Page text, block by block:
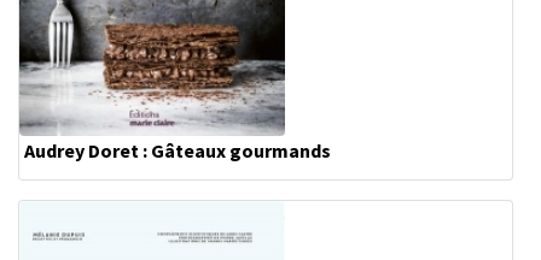
Audrey Doret : Gâteaux gourmands